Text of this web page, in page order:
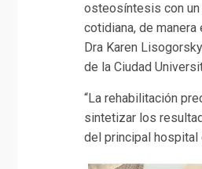
osteosíntesis con un
cotidiana, de
Dra Karen
de la Ciudad
“La rehabilitación
sintetizar los
del principal hospital